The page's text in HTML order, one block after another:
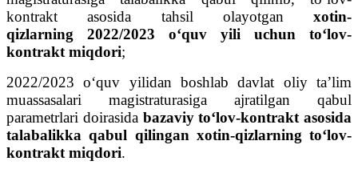
kontrakt asosida tahsil olayotgan xotin-
qizlarning
2022/2023 o‘quv yili uchun to‘lov-
kontrakt miqdori;
2022/2023 o‘quv yilidan boshlab davlat oliy ta’lim
muassasalari magistraturasiga ajratilgan qabul
parametrlari doirasida bazaviy to‘lov-kontrakt asosida
talabalikka qabul qilingan xotin-qizlarning to‘lov-
kontrakt miqdori.